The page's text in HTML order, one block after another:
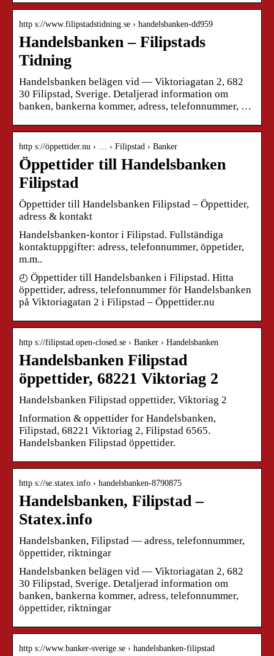
http s://www.filipstadstidning.se › handelsbanken-dd959
Handelsbanken – Filipstads
Tidning
Handelsbanken belägen vid — Viktoriagatan 2, 682
30 Filipstad, Sverige. Detaljerad information om
banken, bankerna kommer, adress, telefonnummer, …
http s://öppettider.nu › … › Filipstad › Banker
Öppettider till Handelsbanken
Filipstad
Öppettider till Handelsbanken Filipstad – Öppettider,
adress & kontakt
Handelsbanken-kontor i Filipstad. Fullständiga
kontaktuppgifter: adress, telefonnummer, öppetider,
m.m..
◴ Öppettider till Handelsbanken i Filipstad. Hitta
öppettider, adress, telefonnummer för Handelsbanken
på Viktoriagatan 2 i Filipstad – Öppettider.nu
http s://filipstad.open-closed.se › Banker › Handelsbanken
Handelsbanken Filipstad
öppettider, 68221 Viktoriag 2
Handelsbanken Filipstad oppettider, Viktoriag 2
Information & oppettider for Handelsbanken,
Filipstad, 68221 Viktoriag 2, Filipstad 6565.
Handelsbanken Filipstad öppettider.
http s://se.statex.info › handelsbanken-8790875
Handelsbanken, Filipstad –
Statex.info
Handelsbanken, Filipstad — adress, telefonnummer,
öppettider, riktningar
Handelsbanken belägen vid — Viktoriagatan 2, 682
30 Filipstad, Sverige. Detaljerad information om
banken, bankerna kommer, adress, telefonnummer,
öppettider, riktningar
http s://www.banker-sverige.se › handelsbanken-filipstad